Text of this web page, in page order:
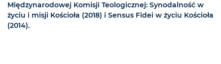
Międzynarodowej Komisji Teologicznej: Synodalność w
życiu i misji Kościoła (2018) i Sensus Fidei w życiu Kościoła
(2014).